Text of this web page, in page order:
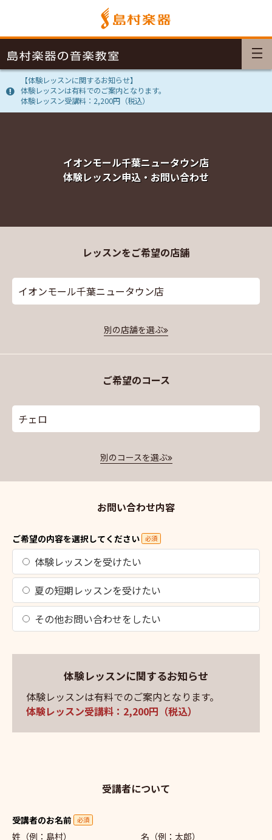
【体験レッスンに関するお知らせ】
体験レッスンは有料でのご案内となります。
体験レッスン受講料：2,200円（税込）
イオンモール千葉ニュータウン店
体験レッスン申込・お問い合わせ
レッスンをご希望の店舗
イオンモール千葉ニュータウン店
別の店舗を選ぶ
ご希望のコース
チェロ
別のコースを選ぶ
お問い合わせ内容
ご希望の内容を選択してください 必須
体験レッスンを受けたい
夏の短期レッスンを受けたい
その他お問い合わせをしたい
体験レッスンに関するお知らせ
体験レッスンは有料でのご案内となります。
体験レッスン受講料：2,200円（税込）
受講者について
受講者のお名前 必須
姓 （例：島村） 名 （例：太郎）